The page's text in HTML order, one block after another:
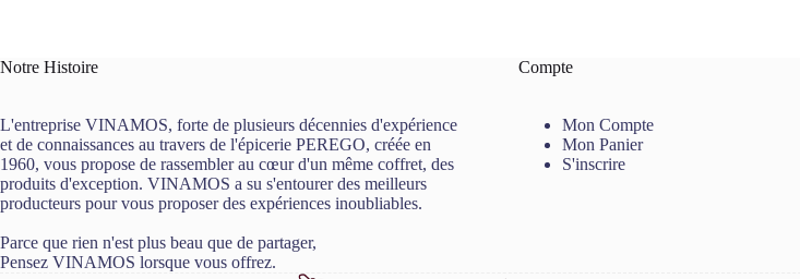
Notre Histoire
L'entreprise VINAMOS, forte de plusieurs décennies d'expérience
et de connaissances au travers de l'épicerie PEREGO, créée en
1960, vous propose de rassembler au cœur d'un même coffret, des
produits d'exception. VINAMOS a su s'entourer des meilleurs
producteurs pour vous proposer des expériences inoubliables.
Parce que rien n'est plus beau que de partager,
Pensez VINAMOS lorsque vous offrez.
Compte
Mon Compte
Mon Panier
S'inscrire